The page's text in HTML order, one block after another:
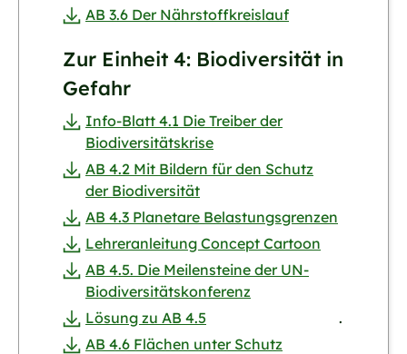
AB 3.6 Der Nährstoffkreislauf
Zur Einheit 4: Biodiversität in
Gefahr
Info-Blatt 4.1 Die Treiber der
Biodiversitätskrise
AB 4.2 Mit Bildern für den Schutz
der Biodiversität
AB 4.3 Planetare Belastungsgrenzen
Lehreranleitung Concept Cartoon
AB 4.5. Die Meilensteine der UN-
Biodiversitätskonferenz
Lösung zu AB 4.5
.
AB 4.6 Flächen unter Schutz